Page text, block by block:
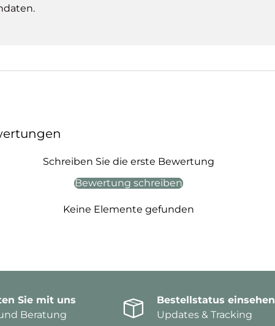
Schreiben Sie die erste Bewertung
Bewertung schreiben
Keine Elemente gefunden
Sie mit uns
Beratung
Bestellstatus einsehen
Updates & Tracking